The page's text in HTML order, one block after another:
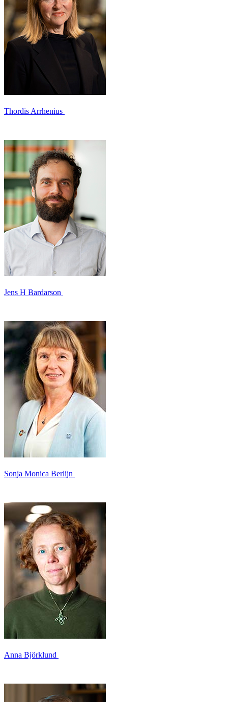
Thordis Arrhenius
Jens H Bardarson
Sonja Monica Berlijn
Anna Björklund